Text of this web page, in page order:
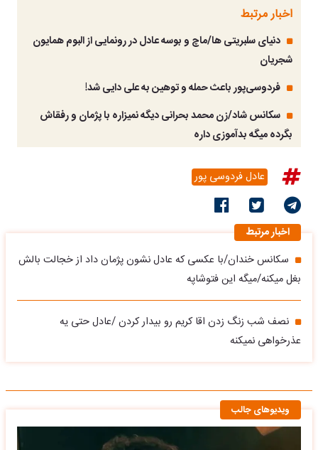
اخبار مرتبط
دنیای سلبریتی ها/ماچ و بوسه عادل در رونمایی از البوم همایون
شجریان
فردوسی‌پور باعث حمله و توهین به علی دایی شد!
سکانس شاد/زن محمد بحرانی دیگه نمیزاره با پژمان و رفقاش
بگرده میگه بدآموزی داره
عادل فردوسی پور
اخبار مرتبط
سکانس خندان/با عکسی که عادل نشون پژمان داد از خجالت بالش
بغل میکنه/میگه این فتوشاپه
نصف شب زنگ زدن اقا کریم رو بیدار کردن /عادل حتی یه
عذرخواهی نمیکنه
ویدیوهای جالب